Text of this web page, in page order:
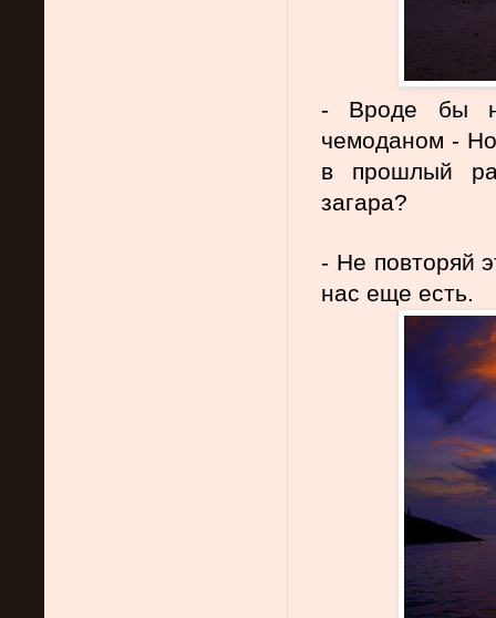
- Вроде бы
чемоданом -
в прошлый
загара?
- Не повторяй
нас еще есть.